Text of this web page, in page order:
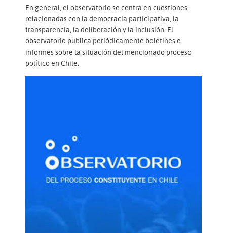
En general, el observatorio se centra en cuestiones
relacionadas con la democracia participativa, la
transparencia, la deliberación y la inclusión. El
observatorio publica periódicamente boletines e
informes sobre la situación del mencionado proceso
político en Chile.